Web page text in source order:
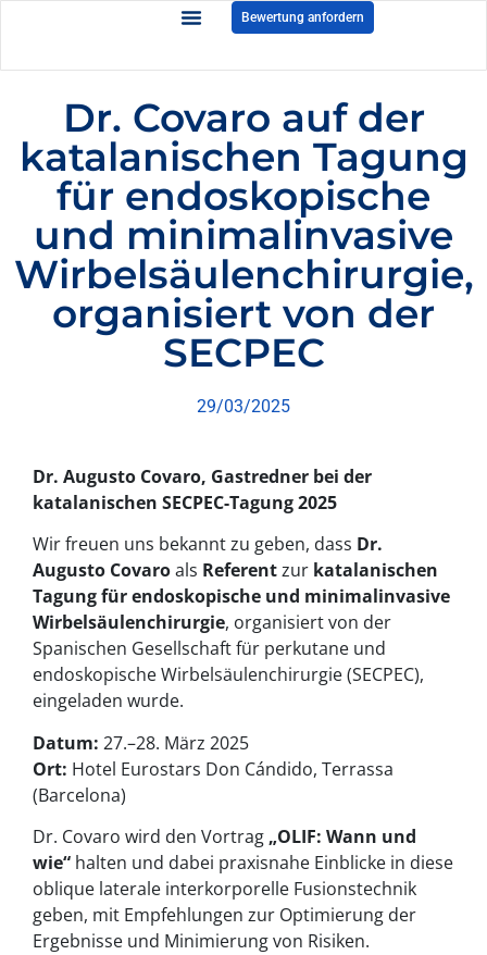
Bewertung anfordern
Dr. Covaro auf der
katalanischen Tagung
für endoskopische
und minimalinvasive
Wirbelsäulenchirurgie,
organisiert von der
SECPEC
29/03/2025
Dr. Augusto Covaro, Gastredner bei der
katalanischen SECPEC-Tagung 2025
Wir freuen uns bekannt zu geben, dass Dr.
Augusto Covaroals Referentzur katalanischen
Tagung für endoskopische und minimalinvasive
Wirbelsäulenchirurgie, organisiert von der
Spanischen Gesellschaft für perkutane und
endoskopische Wirbelsäulenchirurgie (SECPEC),
eingeladen wurde.
Datum: 27.–28. März 2025
Ort: Hotel Eurostars Don Cándido, Terrassa
(Barcelona)
Dr. Covaro wird den Vortrag „OLIF: Wann und
wie“ halten und dabei praxisnahe Einblicke in diese
oblique laterale interkorporelle Fusionstechnik
geben, mit Empfehlungen zur Optimierung der
Ergebnisse und Minimierung von Risiken.